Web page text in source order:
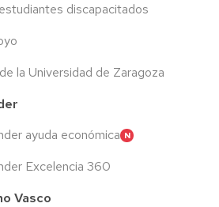
discapacitados
la Universidad de Zaragoza
ayuda económica
Excelencia 360
Vasco